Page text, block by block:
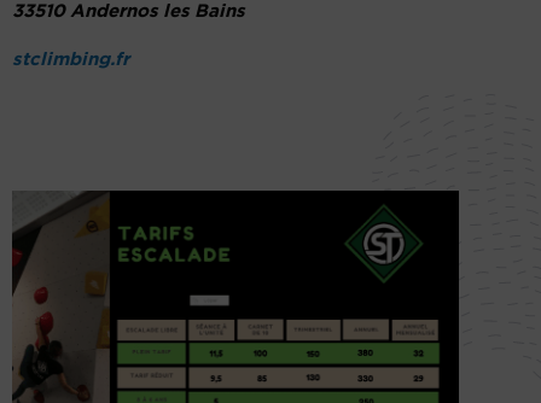
33510 Andernos les Bains
stclimbing.fr